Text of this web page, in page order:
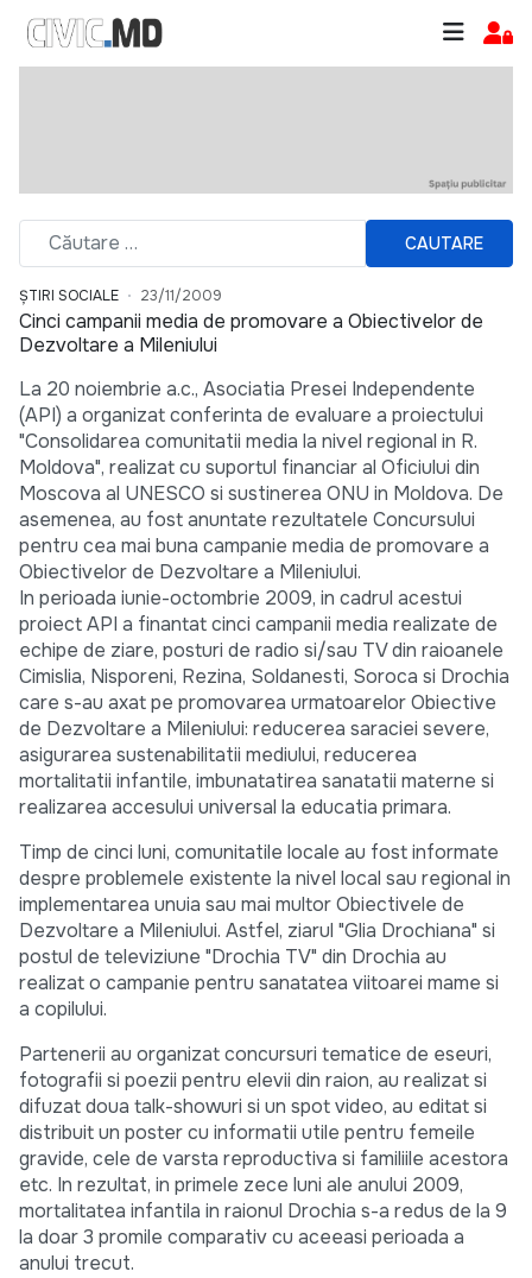
CAUTARE
ȘTIRI SOCIALE 23/11/2009
Cinci campanii media de promovare a Obiectivelor de
Dezvoltare a Mileniului
La 20 noiembrie a.c., Asociatia Presei Independente
(API) a organizat conferinta de evaluare a proiectului
"Consolidarea comunitatii media la nivel regional in R.
Moldova", realizat cu suportul financiar al Oficiului din
Moscova al UNESCO si sustinerea ONU in Moldova. De
asemenea, au fost anuntate rezultatele Concursului
pentru cea mai buna campanie media de promovare a
Obiectivelor de Dezvoltare a Mileniului.
In perioada iunie-octombrie 2009, in cadrul acestui
proiect API a finantat cinci campanii media realizate de
echipe de ziare, posturi de radio si/sau TV din raioanele
Cimislia, Nisporeni, Rezina, Soldanesti, Soroca si Drochia
care s-au axat pe promovarea urmatoarelor Obiective
de Dezvoltare a Mileniului: reducerea saraciei severe,
asigurarea sustenabilitatii mediului, reducerea
mortalitatii infantile, imbunatatirea sanatatii materne si
realizarea accesului universal la educatia primara.
Timp de cinci luni, comunitatile locale au fost informate
despre problemele existente la nivel local sau regional in
implementarea unuia sau mai multor Obiectivele de
Dezvoltare a Mileniului. Astfel, ziarul "Glia Drochiana" si
postul de televiziune "Drochia TV" din Drochia au
realizat o campanie pentru sanatatea viitoarei mame si
a copilului.
Partenerii au organizat concursuri tematice de eseuri,
fotografii si poezii pentru elevii din raion, au realizat si
difuzat doua talk-showuri si un spot video, au editat si
distribuit un poster cu informatii utile pentru femeile
gravide, cele de varsta reproductiva si familiile acestora
etc. In rezultat, in primele zece luni ale anului 2009,
mortalitatea infantila in raionul Drochia s-a redus de la 9
la doar 3 promile comparativ cu aceeasi perioada a
anului trecut.